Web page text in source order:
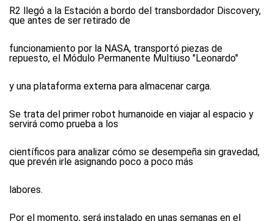
R2 llegó a la Estación a bordo del transbordador Discovery,
que antes de ser retirado de
funcionamiento por la NASA, transportó piezas de
repuesto, el Módulo Permanente Multiuso "Leonardo"
y una plataforma externa para almacenar carga.
Se trata del primer robot humanoide en viajar al espacio y
servirá como prueba a los
científicos para analizar cómo se desempeña sin gravedad,
que prevén irle asignando poco a poco más
labores.
Por el momento, será instalado en unas semanas en el